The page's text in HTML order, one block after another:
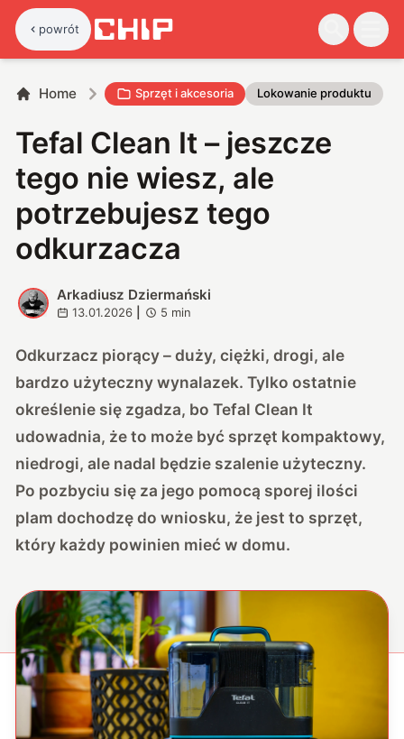
powrót
Home Sprzęt i akcesoria Lokowanie produktu
Tefal Clean It – jeszcze
tego nie wiesz, ale
potrzebujesz tego
odkurzacza
A
Arkadiusz Dziermański
13.01.2026 5 min
Odkurzacz piorący – duży, ciężki, drogi, ale
bardzo użyteczny wynalazek. Tylko ostatnie
określenie się zgadza, bo Tefal Clean It
udowadnia, że to może być sprzęt kompaktowy,
niedrogi, ale nadal będzie szalenie użyteczny.
Po pozbyciu się za jego pomocą sporej ilości
plam dochodzę do wniosku, że jest to sprzęt,
który każdy powinien mieć w domu.